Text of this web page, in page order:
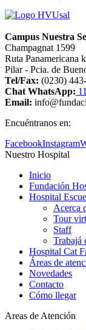
Campus Nuestra
Champagnat 1599
Ruta Panamericana
Pilar - Pcia. de
Tel/Fax: (0230)
Chat WhatsApp:
Email:
Encuéntranos en:
FacebookInstagram
Nuestro Hospital
Inicio
Fundación
Hospital
Acerca
Tour
Staff
Trabajá
Hospital Cat
Áreas de
Novedades
Contacto
Cómo llegar
Areas de Atención